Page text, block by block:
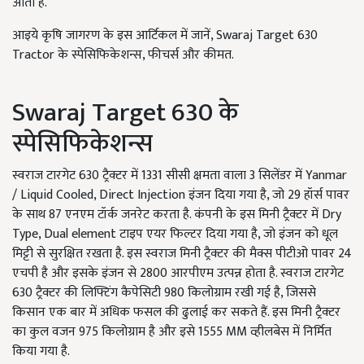
आइये कृषि जागरण के इस आर्टिकल में जानें, Swaraj Target 630
Tractor के स्पेसिफिकेशन्स, फीचर्स और कीमत.
Swaraj Target 630 के
स्पेसिफिकेशन्स
स्वराज टारगेट 630 ट्रैक्टर में 1331 सीसी क्षमता वाला 3 सिलेंडर में Yanmar
/ Liquid Cooled, Direct Injection इंजन दिया गया है, जो 29 हॉर्स पावर
के साथ 87 एनएम टॉर्क जनरेट करता है. कंपनी के इस मिनी ट्रैक्टर में Dry
Type, Dual element टाइप एयर फिल्टर दिया गया है, जो इंजन को धूल
मिट्टी से सुरक्षित रखता है. इस स्वराज मिनी ट्रैक्टर की मैक्स पीटीओ पावर 24
एचपी है और इसके इंजन से 2800 आरपीएम उत्पन्न होता है. स्वराज टारगेट
630 ट्रैक्टर की लिफ्टिंग कैपेसिटी 980 किलोग्राम रखी गई है, जिससे
किसान एक बार में अधिक फसल की ढुलाई कर सकते हैं. इस मिनी ट्रैक्टर
का कुल वजन 975 किलोग्राम है और इसे 1555 MM व्हीलबेस में निर्मित
किया गया है.